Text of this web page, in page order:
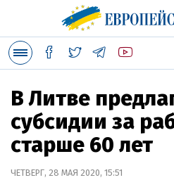
В Литве
субсидии за
старше 60 лет
ЧЕТВЕРГ, 28 МАЯ 2020, 15:51